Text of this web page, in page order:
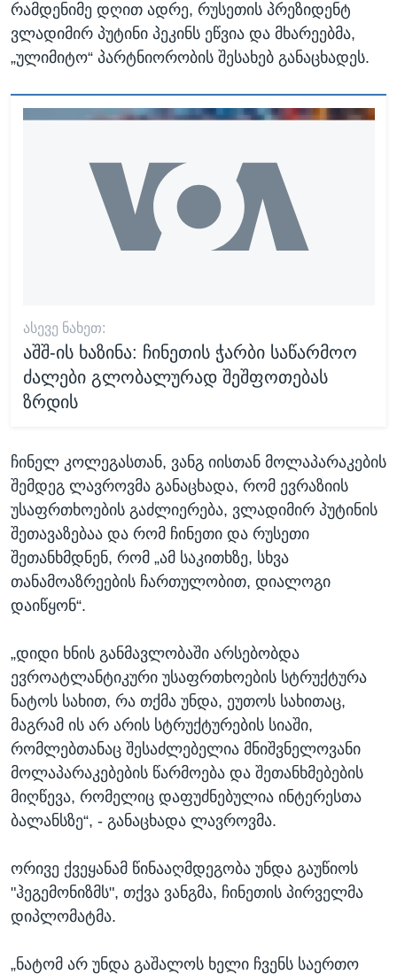
რამდენიმე დღით ადრე, რუსეთის პრეზიდენტ
ვლადიმირ პუტინი პეკინს ეწვია და მხარეებმა,
„ულიმიტო“ პარტნიორობის შესახებ განაცხადეს.
ᲐᲡᲔᲕᲔ ᲜᲐᲮᲔᲗ:
აშშ-ის ხაზინა: ჩინეთის ჭარბი საწარმოო
ძალები გლობალურად შეშფოთებას
ზრდის
ჩინელ კოლეგასთან, ვანგ იისთან მოლაპარაკების
შემდეგ ლავროვმა განაცხადა, რომ ევრაზიის
უსაფრთხოების გაძლიერება, ვლადიმირ პუტინის
შეთავაზებაა და რომ ჩინეთი და რუსეთი
შეთანხმდნენ, რომ „ამ საკითხზე, სხვა
თანამოაზრეების ჩართულობით, დიალოგი
დაიწყონ“.
„დიდი ხნის განმავლობაში არსებობდა
ევროატლანტიკური უსაფრთხოების სტრუქტურა
ნატოს სახით, რა თქმა უნდა, ეუთოს სახითაც,
მაგრამ ის არ არის სტრუქტურების სიაში,
რომლებთანაც შესაძლებელია მნიშვნელოვანი
მოლაპარაკებების წარმოება და შეთანხმებების
მიღწევა, რომელიც დაფუძნებულია ინტერესთა
ბალანსზე“, - განაცხადა ლავროვმა.
ორივე ქვეყანამ წინააღმდეგობა უნდა გაუწიოს
"ჰეგემონიზმს", თქვა ვანგმა, ჩინეთის პირველმა
დიპლომატმა.
„ნატომ არ უნდა გაშალოს ხელი ჩვენს საერთო